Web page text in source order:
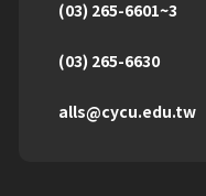
(03) 265-6601~3
(03) 265-6630
alls@cycu.edu.tw